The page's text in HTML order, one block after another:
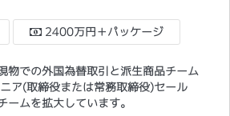
2400万円＋パッケージ
物での外国為替取引と派生商品チーム
ア(取締役または常務取締役)セール
ームを拡大しています。